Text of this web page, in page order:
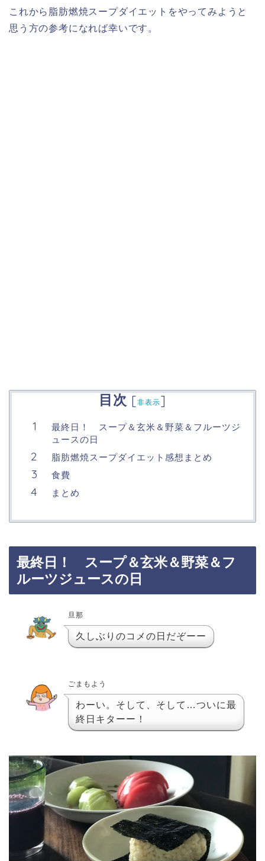
これから脂肪燃焼スープダイエットをやってみようと
思う方の参考になれば幸いです。
目次 [非表示]
最終日！ スープ＆玄米＆野菜＆フルーツジ
ュースの日
脂肪燃焼スープダイエット感想まとめ
食費
まとめ
最終日！ スープ＆玄米＆野菜＆フ
ルーツジュースの日
旦那
久しぶりのコメの日だぞーー
ごまもよう
わーい。そして、そして…ついに最
終日キターー！